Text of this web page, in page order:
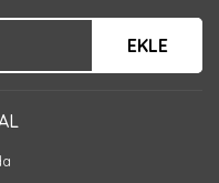
EKLE